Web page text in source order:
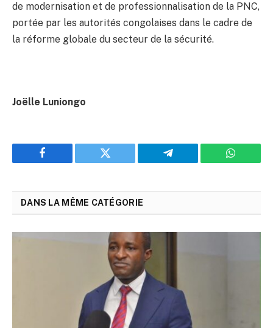
de modernisation et de professionnalisation de la PNC,
portée par les autorités congolaises dans le cadre de
la réforme globale du secteur de la sécurité.
Joëlle Luniongo
Facebook Twitter Telegram
DANS LA MÊME CATÉGORIE